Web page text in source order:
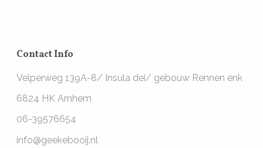
Contact Info
Velperweg 139A-8/ Insula dei/ gebouw Rennen enk
6824 HK Arnhem
06-39576654
info@geekebooij.nl